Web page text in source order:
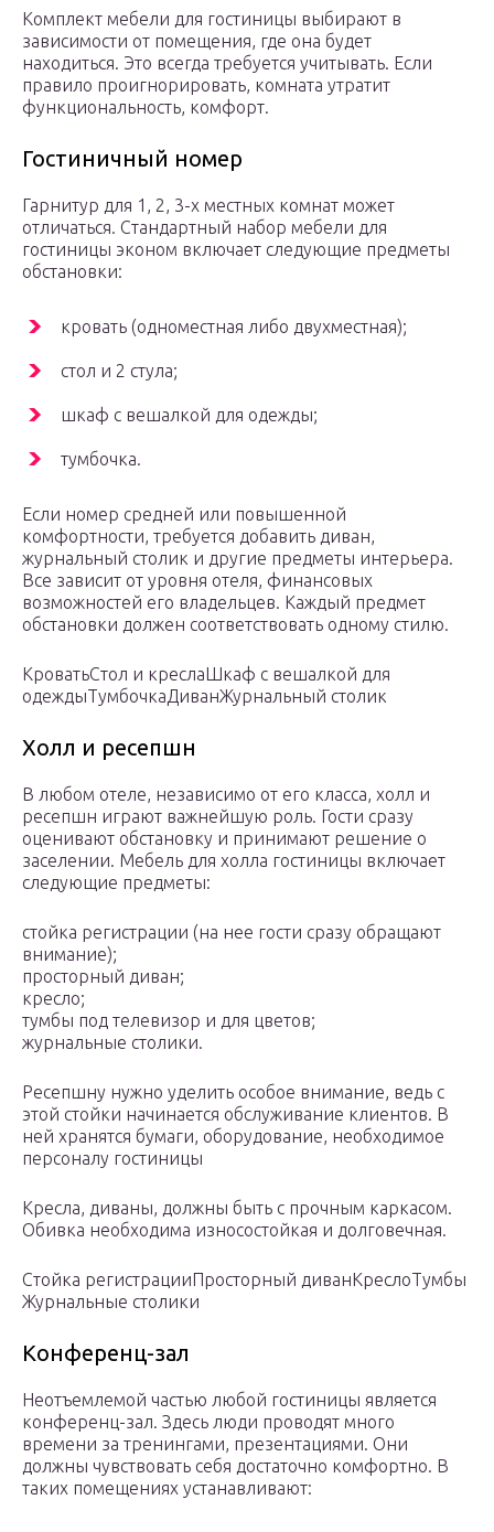
Комплект мебели для гостиницы выбирают в
зависимости от помещения, где она будет
находиться. Это всегда требуется учитывать. Если
правило проигнорировать, комната утратит
функциональность, комфорт.
Гостиничный номер
Гарнитур для 1, 2, 3-х местных комнат может
отличаться. Стандартный набор мебели для
гостиницы эконом включает следующие предметы
обстановки:
кровать (одноместная либо двухместная);
стол и 2 стула;
шкаф с вешалкой для одежды;
тумбочка.
Если номер средней или повышенной
комфортности, требуется добавить диван,
журнальный столик и другие предметы интерьера.
Все зависит от уровня отеля, финансовых
возможностей его владельцев. Каждый предмет
обстановки должен соответствовать одному стилю.
КроватьСтол и креслаШкаф с вешалкой для
одеждыТумбочкаДиванЖурнальный столик
Холл и ресепшн
В любом отеле, независимо от его класса, холл и
ресепшн играют важнейшую роль. Гости сразу
оценивают обстановку и принимают решение о
заселении. Мебель для холла гостиницы включает
следующие предметы:
стойка регистрации (на нее гости сразу обращают
внимание);
просторный диван;
кресло;
тумбы под телевизор и для цветов;
журнальные столики.
Ресепшну нужно уделить особое внимание, ведь с
этой стойки начинается обслуживание клиентов. В
ней хранятся бумаги, оборудование, необходимое
персоналу гостиницы
Кресла, диваны, должны быть с прочным каркасом.
Обивка необходима износостойкая и долговечная.
Стойка регистрацииПросторный диванКреслоТумбы
Журнальные столики
Конференц-зал
Неотъемлемой частью любой гостиницы является
конференц-зал. Здесь люди проводят много
времени за тренингами, презентациями. Они
должны чувствовать себя достаточно комфортно. В
таких помещениях устанавливают: